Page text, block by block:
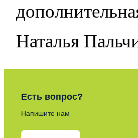
Наталья
Есть вопрос?
Напишите нам